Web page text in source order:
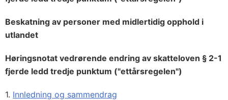
Beskatning av personer med midlertidig opphold i
utlandet
Høringsnotat vedrørende endring av skatteloven § 2-1
fjerde ledd tredje punktum ("ettårsregelen")
1. Innledning og sammendrag